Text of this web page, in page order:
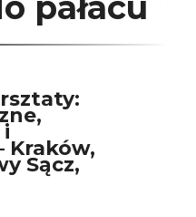
Kraków,
Sącz,